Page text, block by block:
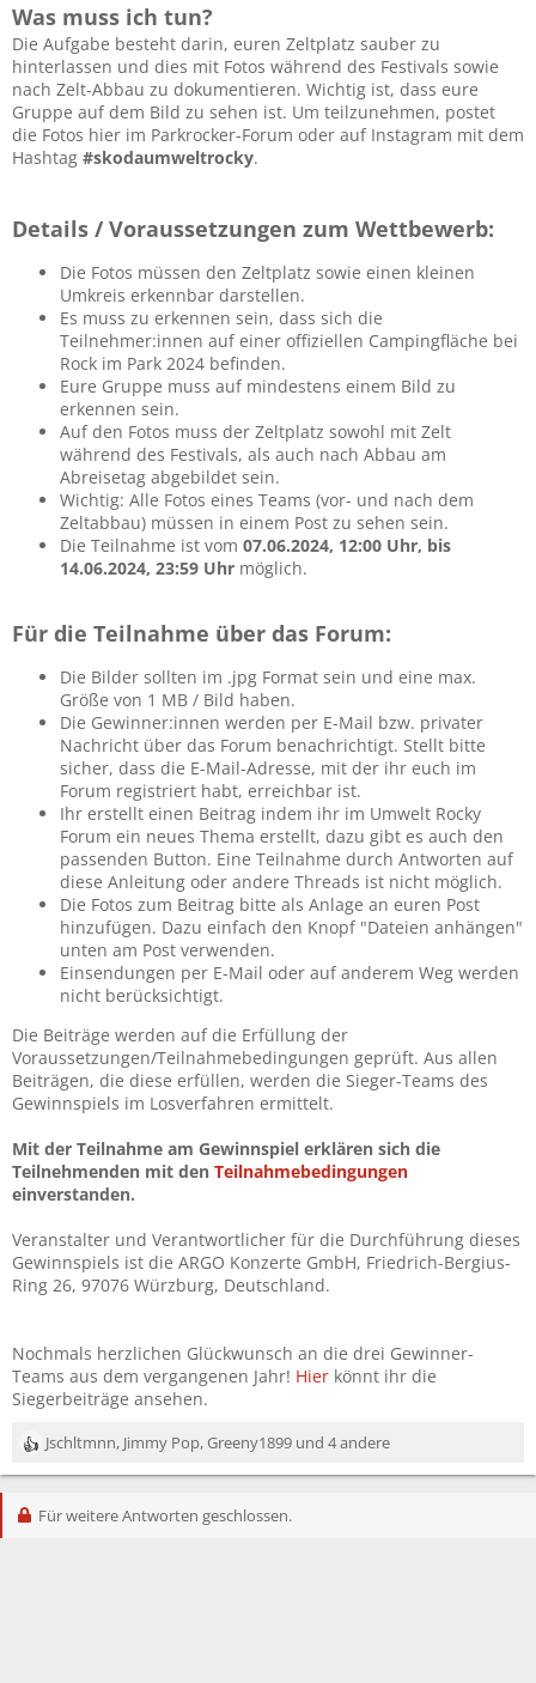
Was muss ich tun?
Die Aufgabe besteht darin, euren Zeltplatz sauber zu
hinterlassen und dies mit Fotos während des Festivals sowie
nach Zelt-Abbau zu dokumentieren. Wichtig ist, dass eure
Gruppe auf dem Bild zu sehen ist. Um teilzunehmen, postet
die Fotos hier im Parkrocker-Forum oder auf Instagram mit dem
Hashtag #skodaumweltrocky.
Details / Voraussetzungen zum Wettbewerb:
Die Fotos müssen den Zeltplatz sowie einen kleinen
Umkreis erkennbar darstellen.
Es muss zu erkennen sein, dass sich die
Teilnehmer:innen auf einer offiziellen Campingfläche bei
Rock im Park 2024 befinden.
Eure Gruppe muss auf mindestens einem Bild zu
erkennen sein.
Auf den Fotos muss der Zeltplatz sowohl mit Zelt
während des Festivals, als auch nach Abbau am
Abreisetag abgebildet sein.
Wichtig: Alle Fotos eines Teams (vor- und nach dem
Zeltabbau) müssen in einem Post zu sehen sein.
Die Teilnahme ist vom 07.06.2024, 12:00 Uhr, bis
14.06.2024, 23:59 Uhr möglich.
Für die Teilnahme über das Forum:
Die Bilder sollten im .jpg Format sein und eine max.
Größe von 1 MB / Bild haben.
Die Gewinner:innen werden per E-Mail bzw. privater
Nachricht über das Forum benachrichtigt. Stellt bitte
sicher, dass die E-Mail-Adresse, mit der ihr euch im
Forum registriert habt, erreichbar ist.
Ihr erstellt einen Beitrag indem ihr im Umwelt Rocky
Forum ein neues Thema erstellt, dazu gibt es auch den
passenden Button. Eine Teilnahme durch Antworten auf
diese Anleitung oder andere Threads ist nicht möglich.
Die Fotos zum Beitrag bitte als Anlage an euren Post
hinzufügen. Dazu einfach den Knopf "Dateien anhängen"
unten am Post verwenden.
Einsendungen per E-Mail oder auf anderem Weg werden
nicht berücksichtigt.
Die Beiträge werden auf die Erfüllung der
Voraussetzungen/Teilnahmebedingungen geprüft. Aus allen
Beiträgen, die diese erfüllen, werden die Sieger-Teams des
Gewinnspiels im Losverfahren ermittelt.
Mit der Teilnahme am Gewinnspiel erklären sich die
Teilnehmenden mit den Teilnahmebedingungen
einverstanden.
Veranstalter und Verantwortlicher für die Durchführung dieses
Gewinnspiels ist die ARGO Konzerte GmbH, Friedrich-Bergius-
Ring 26, 97076 Würzburg, Deutschland.
Nochmals herzlichen Glückwunsch an die drei Gewinner-
Teams aus dem vergangenen Jahr! Hier könnt ihr die
Siegerbeiträge ansehen.
R
e
k
Jschltmnn, Jimmy Pop,Greeny1899 und 4 andere
Für weitere Antworten geschlossen.